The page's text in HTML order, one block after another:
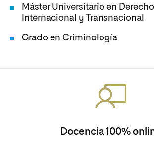
Máster Universitario en Derecho
Internacional y Transnacional
Grado en Criminología
Docencia 100%